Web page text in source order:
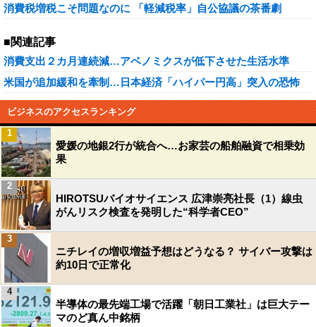
消費税増税こそ問題なのに 「軽減税率」自公協議の茶番劇
■関連記事
消費支出２カ月連続減…アベノミクスが低下させた生活水準
米国が追加緩和を牽制…日本経済「ハイパー円高」突入の恐怖
ビジネスのアクセスランキング
愛媛の地銀2行が統合へ…お家芸の船舶融資で相乗効
果
1
HIROTSUバイオサイエンス 広津崇亮社長（1）線虫
がんリスク検査を発明した“科学者CEO”
2
ニチレイの増収増益予想はどうなる？ サイバー攻撃は
約10日で正常化
3
半導体の最先端工場で活躍「朝日工業社」は巨大テー
マのど真ん中銘柄
4